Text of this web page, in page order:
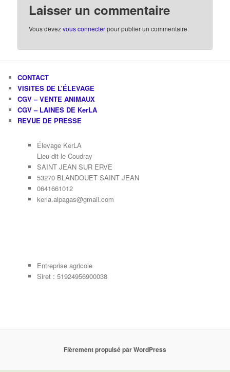
Laisser un commentaire
Vous devezvous connecterpour publier un commentaire.
CONTACT
VISITES DE L’ÉLEVAGE
CGV – VENTE ANIMAUX
CGV – LAINES DE KerLA
REVUE DE PRESSE
Élevage KerLA
Lieu-dit le Coudray
SAINT JEAN SUR ERVE
53270 BLANDOUET SAINT JEAN
0641661012
kerla.alpagas@gmail.com
Entreprise agricole
Siret : 51924956900038
Fièrement propulsé par WordPress